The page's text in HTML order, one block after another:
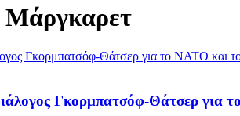
Γκορμπατσόφ-Θάτσερ για